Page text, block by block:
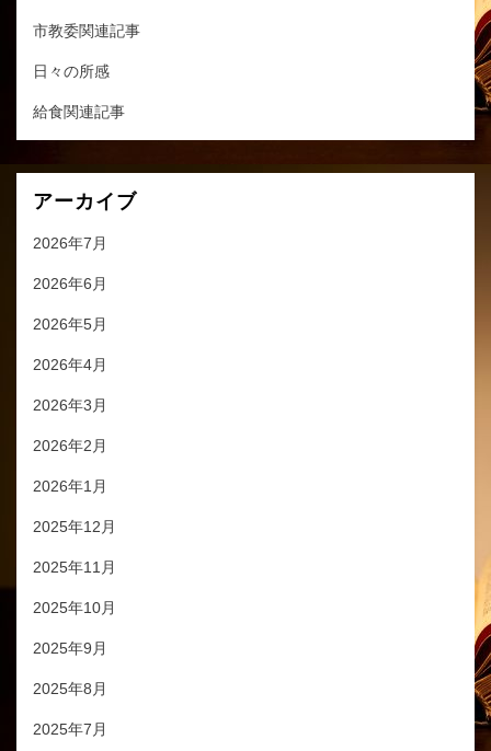
市教委関連記事
日々の所感
給食関連記事
アーカイブ
2026年7月
2026年6月
2026年5月
2026年4月
2026年3月
2026年2月
2026年1月
2025年12月
2025年11月
2025年10月
2025年9月
2025年8月
2025年7月